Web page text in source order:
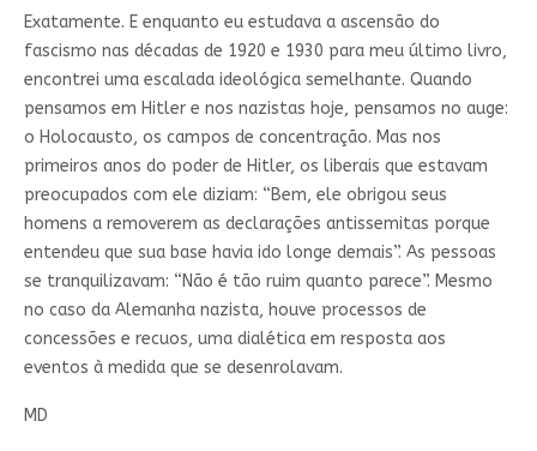
Exatamente. E enquanto eu estudava a ascensão do
fascismo nas décadas de 1920 e 1930 para meu último livro,
encontrei uma escalada ideológica semelhante. Quando
pensamos em Hitler e nos nazistas hoje, pensamos no auge:
o Holocausto, os campos de concentração. Mas nos
primeiros anos do poder de Hitler, os liberais que estavam
preocupados com ele diziam: “Bem, ele obrigou seus
homens a removerem as declarações antissemitas porque
entendeu que sua base havia ido longe demais”. As pessoas
se tranquilizavam: “Não é tão ruim quanto parece”. Mesmo
no caso da Alemanha nazista, houve processos de
concessões e recuos, uma dialética em resposta aos
eventos à medida que se desenrolavam.
MD